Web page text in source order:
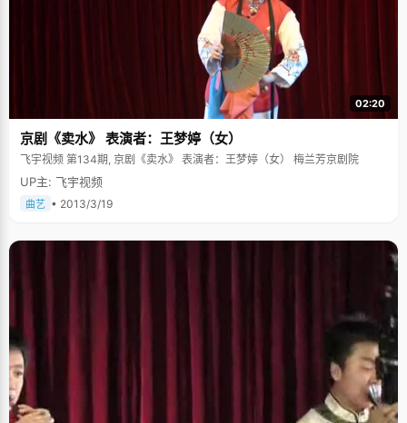
02:20
京剧《卖水》 表演者：王梦婷（女）
飞宇视频 第134期, 京剧《卖水》 表演者：王梦婷（女） 梅兰芳京剧院
UP主: 飞宇视频
曲艺 • 2013/3/19